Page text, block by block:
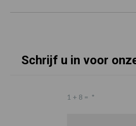
Schrijf u in voor
1 + 8 = *